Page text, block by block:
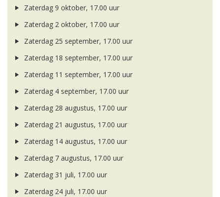
Zaterdag 9 oktober, 17.00 uur
Zaterdag 2 oktober, 17.00 uur
Zaterdag 25 september, 17.00 uur
Zaterdag 18 september, 17.00 uur
Zaterdag 11 september, 17.00 uur
Zaterdag 4 september, 17.00 uur
Zaterdag 28 augustus, 17.00 uur
Zaterdag 21 augustus, 17.00 uur
Zaterdag 14 augustus, 17.00 uur
Zaterdag 7 augustus, 17.00 uur
Zaterdag 31 juli, 17.00 uur
Zaterdag 24 juli, 17.00 uur